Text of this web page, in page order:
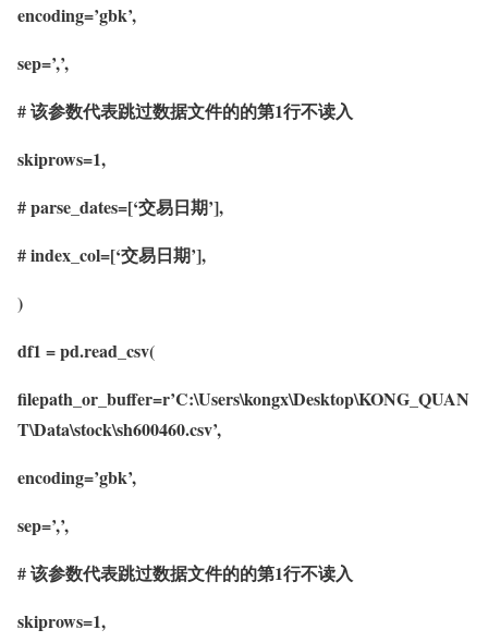
encoding=’gbk’,
sep=’,’,
# 该参数代表跳过数据文件的的第1行不读入
skiprows=1,
# parse_dates=[‘交易日期’],
# index_col=[‘交易日期’],
)
df1 = pd.read_csv(
filepath_or_buffer=r’C:\Users\kongx\Desktop\KONG_QUAN
T\Data\stock\sh600460.csv’,
encoding=’gbk’,
sep=’,’,
# 该参数代表跳过数据文件的的第1行不读入
skiprows=1,